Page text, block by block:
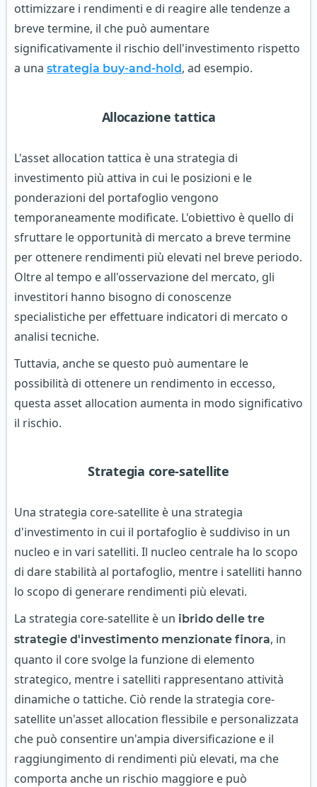
ottimizzare i rendimenti e di reagire alle tendenze a
breve termine, il che può aumentare
significativamente il rischio dell'investimento rispetto
a una strategia buy-and-hold, ad esempio.
Allocazione tattica
L'asset allocation tattica è una strategia di
investimento più attiva in cui le posizioni e le
ponderazioni del portafoglio vengono
temporaneamente modificate. L'obiettivo è quello di
sfruttare le opportunità di mercato a breve termine
per ottenere rendimenti più elevati nel breve periodo.
Oltre al tempo e all'osservazione del mercato, gli
investitori hanno bisogno di conoscenze
specialistiche per effettuare indicatori di mercato o
analisi tecniche.
Tuttavia, anche se questo può aumentare le
possibilità di ottenere un rendimento in eccesso,
questa asset allocation aumenta in modo significativo
il rischio.
Strategia core-satellite
Una strategia core-satellite è una strategia
d'investimento in cui il portafoglio è suddiviso in un
nucleo e in vari satelliti. Il nucleo centrale ha lo scopo
di dare stabilità al portafoglio, mentre i satelliti hanno
lo scopo di generare rendimenti più elevati.
La strategia core-satellite è un ibrido delle tre
strategie d'investimento menzionate finora, in
quanto il core svolge la funzione di elemento
strategico, mentre i satelliti rappresentano attività
dinamiche o tattiche. Ciò rende la strategia core-
satellite un'asset allocation flessibile e personalizzata
che può consentire un'ampia diversificazione e il
raggiungimento di rendimenti più elevati, ma che
comporta anche un rischio maggiore e può